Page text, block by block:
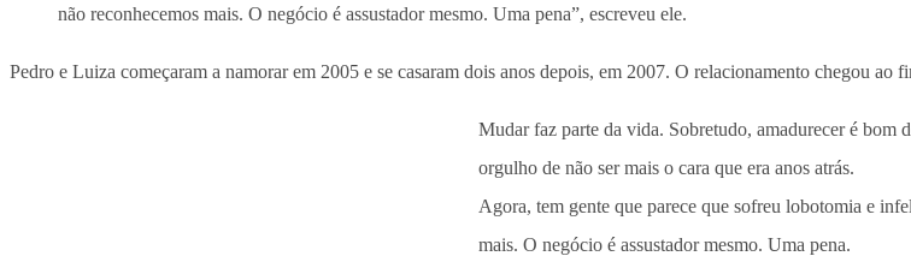
não reconhecemos mais. O negócio é assustador mesmo. Uma pena”, escreveu ele.
Pedro e Luiza começaram a namorar em 2005 e se casaram dois anos depois, em 2007. O relacionamento chegou ao
Mudar faz parte da vida. Sobretudo, amadurecer é bom
orgulho de não ser mais o cara que era anos atrás.
Agora, tem gente que parece que sofreu lobotomia e
mais. O negócio é assustador mesmo. Uma pena.